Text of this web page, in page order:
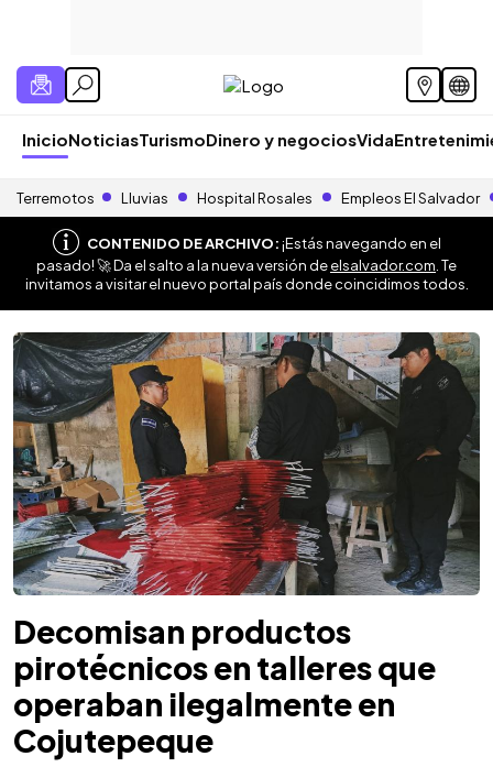
InicioNoticiasTurismoDinero y negociosVida
Terremotos Lluvias Hospital Rosales Empleos El Salvador
CONTENIDO DE ARCHIVO:¡Estás navegando en el
pasado! 🚀 Da el salto a la nueva versión deelsalvador.com . Te
invitamos a visitar el nuevo portal país donde coincidimos todos.
Decomisan productos
pirotécnicos en talleres que
operaban ilegalmente en
Cojutepeque